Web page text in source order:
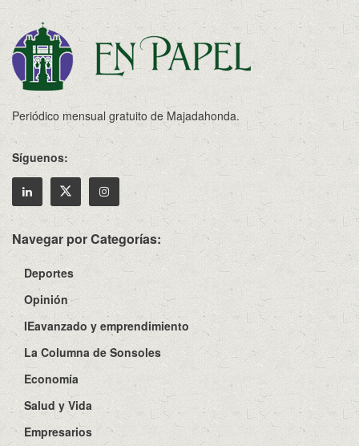
Periódico mensual gratuito de Majadahonda.
Síguenos:
Navegar por Categorías:
Deportes
Opinión
IEavanzado y emprendimiento
La Columna de Sonsoles
Economía
Salud y Vida
Empresarios